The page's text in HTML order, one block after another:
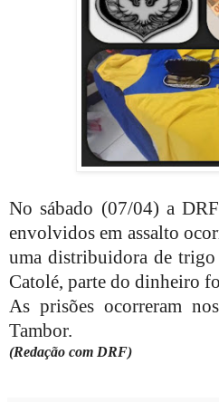
No sábado (07/04) a
envolvidos em assalto
uma distribuidora de
Catolé, parte do dinheiro
As prisões ocorreram
Tambor.
(Redação com DRF)